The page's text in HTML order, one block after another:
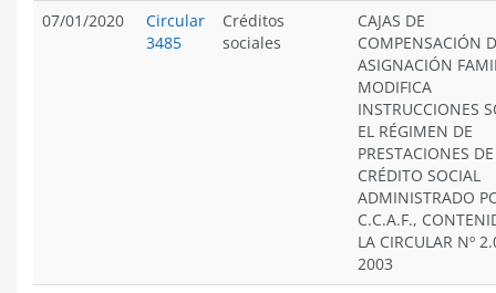
07/01/2020
Circular
3485
Créditos
sociales
CAJAS DE
COMPENSACIÓN
ASIGNACIÓN
MODIFICA
INSTRUCCIONES
EL RÉGIMEN DE
PRESTACIONES DE
CRÉDITO SOCIAL
ADMINISTRADO
C.C.A.F.,
LA CIRCULAR Nº
2003